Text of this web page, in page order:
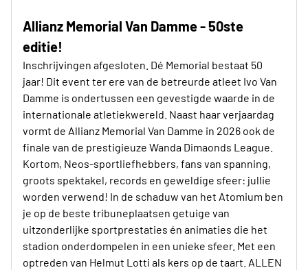
Allianz Memorial Van Damme - 50ste
editie!
Inschrijvingen afgesloten. Dé Memorial bestaat 50
jaar! Dit event ter ere van de betreurde atleet Ivo Van
Damme is ondertussen een gevestigde waarde in de
internationale atletiekwereld. Naast haar verjaardag
vormt de Allianz Memorial Van Damme in 2026 ook de
finale van de prestigieuze Wanda Dimaonds League.
Kortom, Neos-sportliefhebbers, fans van spanning,
groots spektakel, records en geweldige sfeer: jullie
worden verwend! In de schaduw van het Atomium ben
je op de beste tribuneplaatsen getuige van
uitzonderlijke sportprestaties én animaties die het
stadion onderdompelen in een unieke sfeer. Met een
optreden van Helmut Lotti als kers op de taart. ALLEN